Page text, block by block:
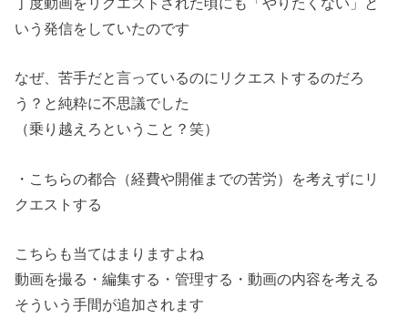
いう発信をしていたのです
なぜ、苦手だと言っているのにリクエストするのだろ
う？と純粋に不思議でした
（乗り越えろということ？笑）
・こちらの都合（経費や開催までの苦労）を考えずにリ
クエストする
こちらも当てはまりますよね
動画を撮る・編集する・管理する・動画の内容を考える
そういう手間が追加されます